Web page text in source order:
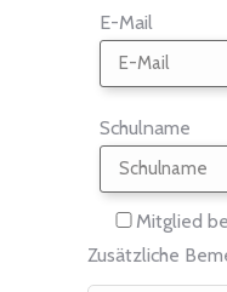
E-Mail
Schulname
Mitglied
Zusätzliche